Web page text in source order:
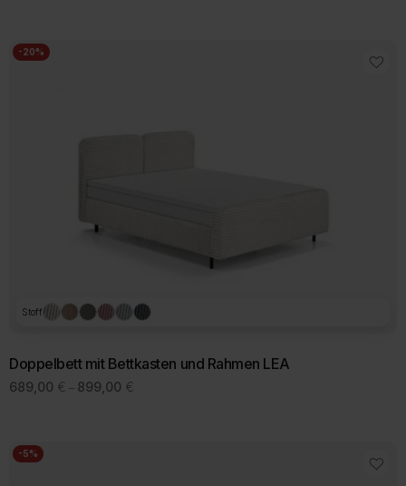
-20%
Stoff
Doppelbett mit Bettkasten und Rahmen LEA
689,00 € – 899,00 €
-5%